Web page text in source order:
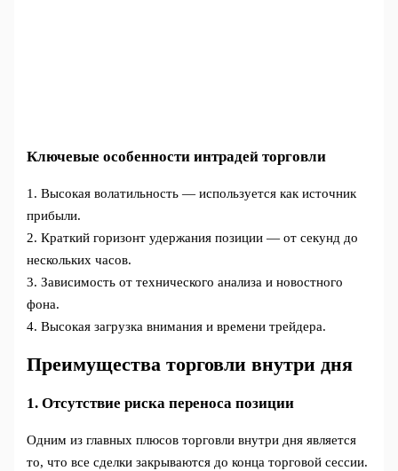
Ключевые особенности интрадей торговли
1. Высокая волатильность — используется как источник
прибыли.
2. Краткий горизонт удержания позиции — от секунд до
нескольких часов.
3. Зависимость от технического анализа и новостного
фона.
4. Высокая загрузка внимания и времени трейдера.
Преимущества торговли внутри дня
1. Отсутствие риска переноса позиции
Одним из главных плюсов торговли внутри дня является
то, что все сделки закрываются до конца торговой сессии.